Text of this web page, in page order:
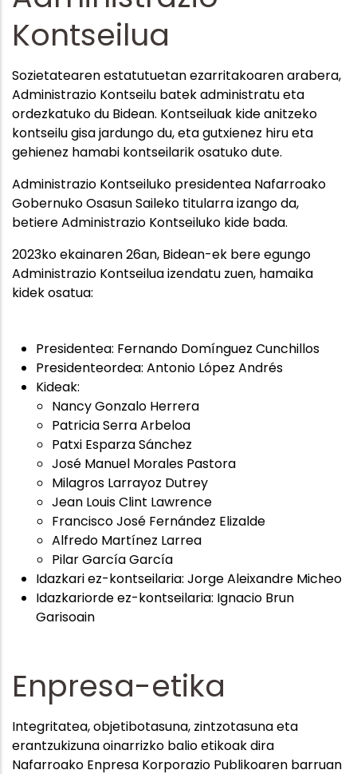
Kontseilua
Sozietatearen estatutuetan ezarritakoaren arabera,
Administrazio Kontseilu batek administratu eta
ordezkatuko du Bidean. Kontseiluak kide anitzeko
kontseilu gisa jardungo du, eta gutxienez hiru eta
gehienez hamabi kontseilarik osatuko dute.
Administrazio Kontseiluko presidentea Nafarroako
Gobernuko Osasun Saileko titularra izango da,
betiere Administrazio Kontseiluko kide bada.
2023ko ekainaren 26an, Bidean-ek bere egungo
Administrazio Kontseilua izendatu zuen, hamaika
kidek osatua:
Presidentea: Fernando Domínguez Cunchillos
Presidenteordea: Antonio López Andrés
Kideak:
Nancy Gonzalo Herrera
Patricia Serra Arbeloa
Patxi Esparza Sánchez
José Manuel Morales Pastora
Milagros Larrayoz Dutrey
Jean Louis Clint Lawrence
Francisco José Fernández Elizalde
Alfredo Martínez Larrea
Pilar García García
Idazkari ez-kontseilaria: Jorge Aleixandre Micheo
Idazkariorde ez-kontseilaria: Ignacio Brun
Garisoain
Enpresa-etika
Integritatea, objetibotasuna, zintzotasuna eta
erantzukizuna oinarrizko balio etikoak dira
Nafarroako Enpresa Korporazio Publikoaren barruan